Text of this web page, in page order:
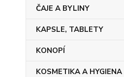
ČAJE A BYLINY
KAPSLE, TABLETY
KONOPÍ
KOSMETIKA A HYGIENA